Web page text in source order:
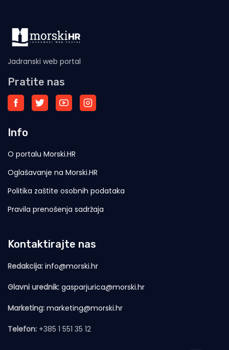
Jadranski web portal
Pratite nas
Info
O portalu Morski.HR
Oglašavanje na Morski.HR
Politika zaštite osobnih podataka
Pravila prenošenja sadržaja
Kontaktirajte nas
Redakcija: info@morski.hr
Glavni urednik: gasparjurica@morski.hr
Marketing: marketing@morski.hr
Telefon: +385 1 551 35 12